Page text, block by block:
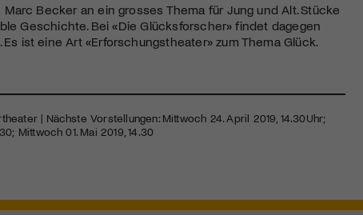
Becker an ein grosses Thema für Jung und Alt. Stücke
Geschichte. Bei «Die Glücksforscher» findet dagegen
ist eine Art «Erforschungstheater» zum Thema Glück.
| Nächste Vorstellungen: Mittwoch 24. April 2019, 14.30Uhr;
Mittwoch 01. Mai 2019, 14.30